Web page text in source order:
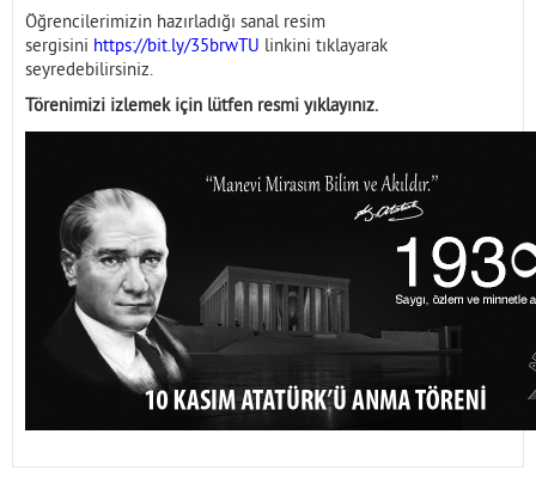
Öğrencilerimizin hazırladığı sanal resim
sergisini https://bit.ly/35brwTU linkini tıklayarak
seyredebilirsiniz.
Törenimizi izlemek için lütfen resmi yıklayınız.